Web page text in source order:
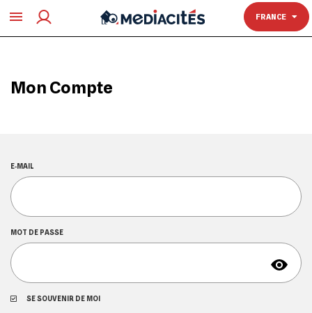
FRANCE
TOULOUSE
Mon Compte
E‑MAIL
MOT DE PASSE
SE SOUVENIR DE MOI